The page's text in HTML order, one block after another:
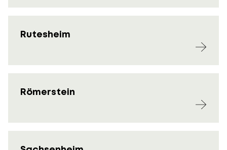
Rutesheim
Römerstein